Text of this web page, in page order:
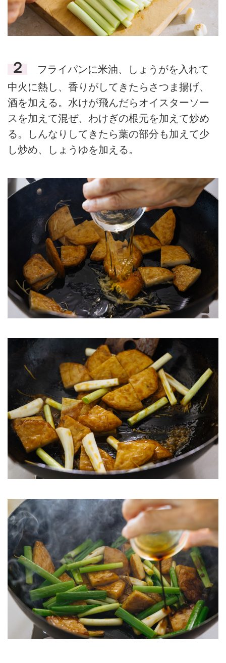
２
フライパンに米油、しょうがを入れて
中火に熱し、香りがしてきたらさつま揚げ、
酒を加える。水けが飛んだらオイスターソー
スを加えて混ぜ、わけぎの根元を加えて炒め
る。しんなりしてきたら葉の部分も加えて少
し炒め、しょうゆを加える。